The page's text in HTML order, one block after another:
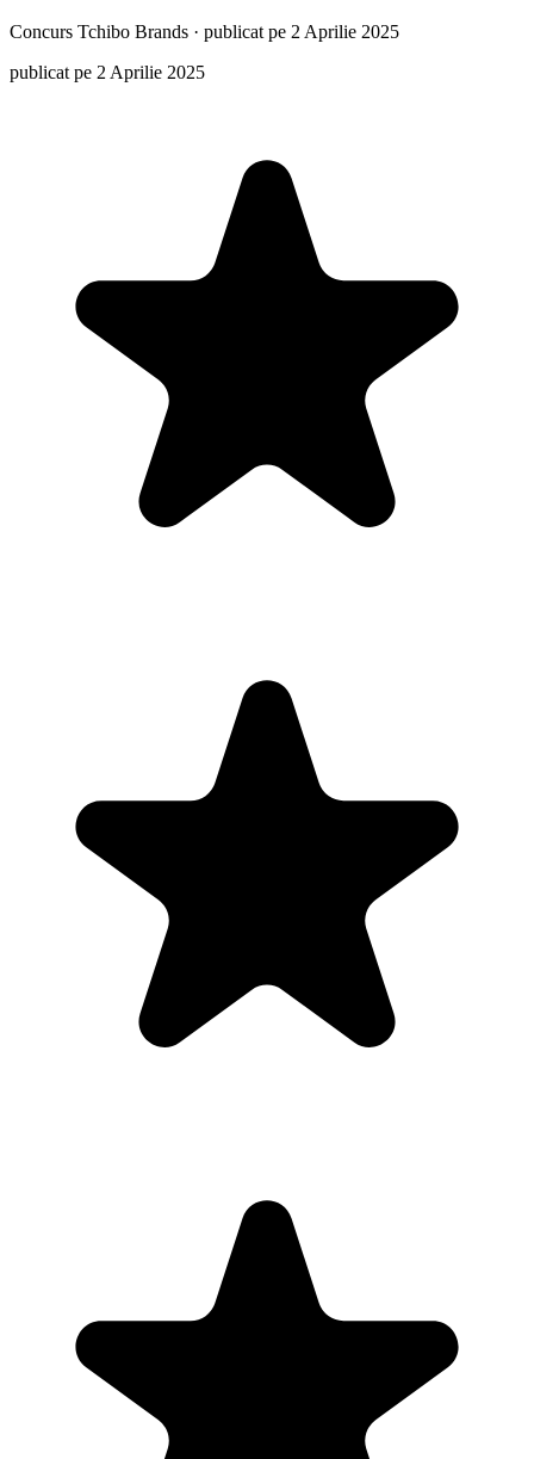
Concurs Tchibo Brands · publicat pe 2 Aprilie 2025
publicat pe 2 Aprilie 2025